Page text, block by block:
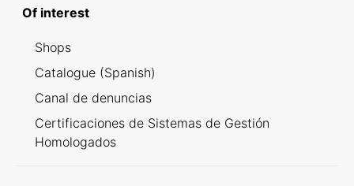
Of interest
Shops
Catalogue (Spanish)
Canal de denuncias
Certificaciones de Sistemas de Gestión
Homologados